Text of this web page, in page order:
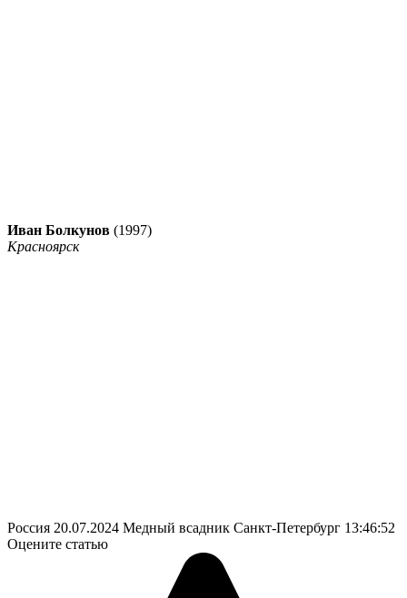
Иван Болкунов (1997)
Красноярск
Россия 20.07.2024 Медный всадник Санкт-Петербург 13:46:52
Оцените статью